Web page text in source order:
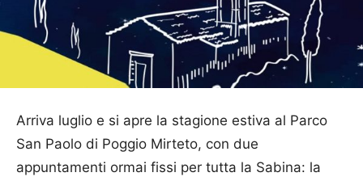
Arriva luglio e si apre la stagione estiva al Parco
San Paolo di Poggio Mirteto, con due
appuntamenti ormai fissi per tutta la Sabina: la